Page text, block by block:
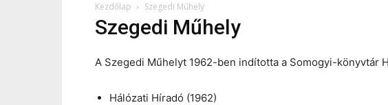
Kezdőlap Szegedi Műhely
Szegedi Műhely
A Szegedi Műhelyt 1962-ben indította a Somogyi-könyvtár
Hálózati Híradó (1962)